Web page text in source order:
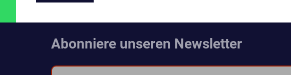
Abonniere unseren Newsletter